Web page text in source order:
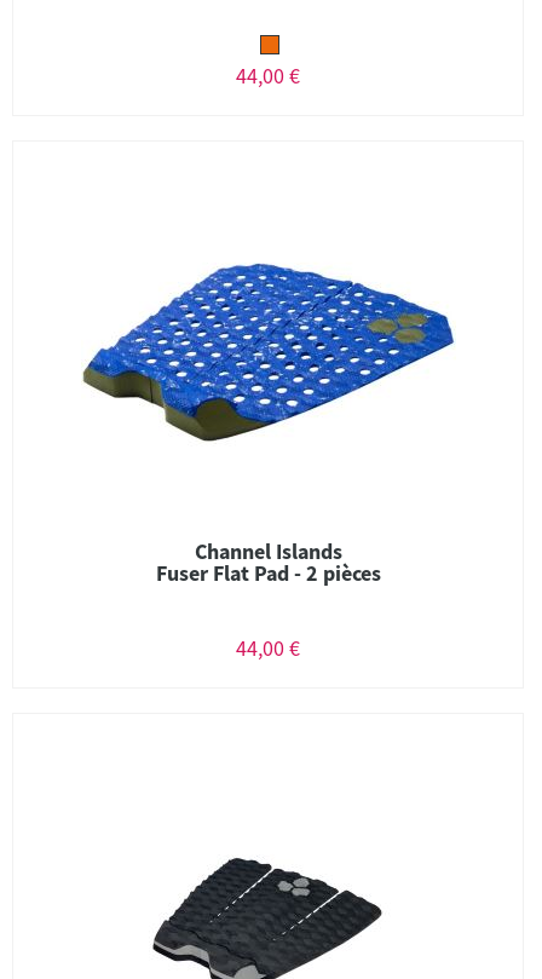
44,00 €
Channel Islands
Fuser Flat Pad - 2 pièces
44,00 €